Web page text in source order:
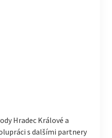
Hradec Králové a
s dalšími partnery